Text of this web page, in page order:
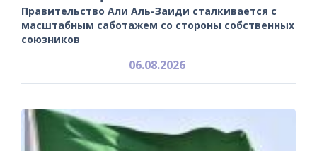
Правительство Али Аль-Заиди сталкивается с
масштабным саботажем со стороны собственных
союзников
06.08.2026